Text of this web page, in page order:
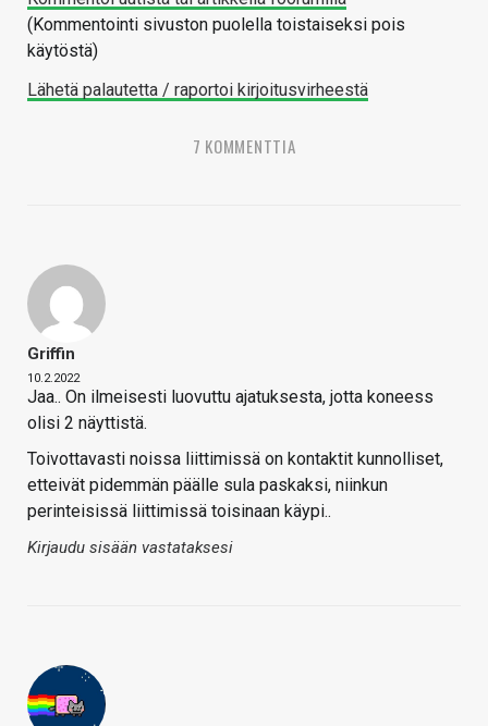
(Kommentointi sivuston puolella toistaiseksi pois
käytöstä)
Lähetä palautetta / raportoi kirjoitusvirheestä
7 KOMMENTTIA
Griffin
10.2.2022
Jaa.. On ilmeisesti luovuttu ajatuksesta, jotta koneess
olisi 2 näyttistä.
Toivottavasti noissa liittimissä on kontaktit kunnolliset,
etteivät pidemmän päälle sula paskaksi, niinkun
perinteisissä liittimissä toisinaan käypi..
Kirjaudu sisään vastataksesi